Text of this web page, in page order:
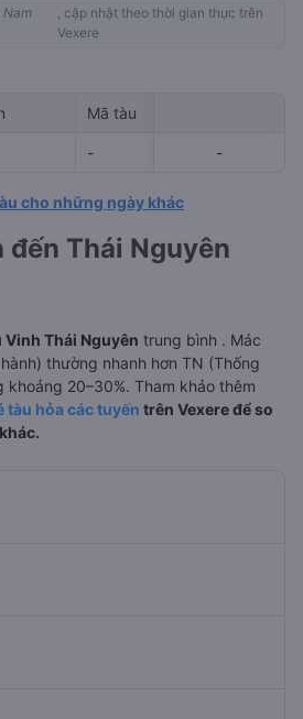
, cập nhật theo thời gian thực trên
Vexere
Mã tàu
- --
-
cho những ngày khác
Thái Nguyên
Thái Nguyên trung bình . Mác
thường nhanh hơn TN (Thống
20–30%. Tham khảo thêm
tàu hỏa các tuyến trên Vexere để so